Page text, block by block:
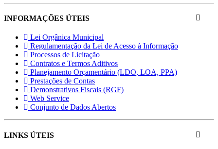
INFORMAÇÕES ÚTEIS
Lei Orgânica Municipal
Regulamentação da Lei de Acesso à Informação
Processos de Licitação
Contratos e Termos Aditivos
Planejamento Orçamentário (LDO, LOA, PPA)
Prestações de Contas
Demonstrativos Fiscais (RGF)
Web Service
Conjunto de Dados Abertos
LINKS ÚTEIS